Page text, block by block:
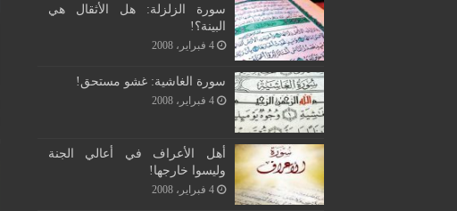
سورة الزلزلة: هل الأثقال هي
البينة؟!
4 فبراير، 2008
سورة الغاشية: غشو مستحق!
4 فبراير، 2008
أهل الأعراف في أعالي الجنة
وليسوا خارجها!
4 فبراير، 2008